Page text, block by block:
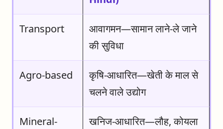
Transport
आवागमन—सामान लाने-ले जाने
की सुविधा
Agro-based
कृषि-आधारित—खेती के माल से
चलने वाले उद्योग
Mineral-
खनिज-आधारित—लौह, कोयला